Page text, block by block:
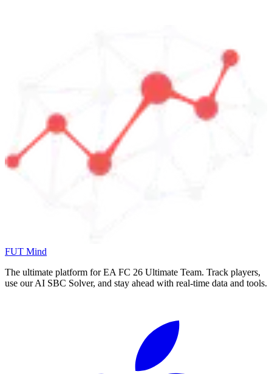
FUT Mind
The ultimate platform for EA FC 26 Ultimate Team. Track players,
use our AI SBC Solver, and stay ahead with real-time data and tools.